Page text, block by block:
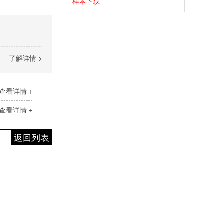
了解详情 >
看详情 +
看详情 +
返回列表